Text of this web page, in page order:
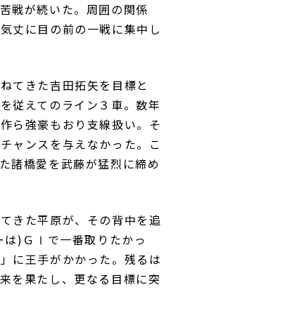
戦が続いた。周囲の関係
丈に目の前の一戦に集中し
てきた吉田拓矢を目標と
従えてのライン３車。数年
ら強豪もおり支線扱い。そ
ャンスを与えなかった。こ
諸橋愛を武藤が猛烈に締め
きた平原が、その背中を追
は)ＧⅠで一番取りたかっ
に王手がかかった。残るは
を果たし、更なる目標に突